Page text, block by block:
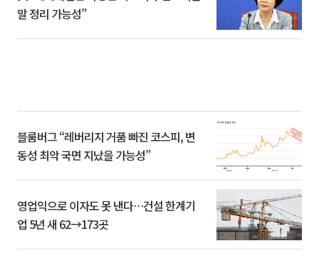
말 정리 가능성”
블룸버그 “레버리지 거품 빠진 코스피, 변
동성 최악 국면 지났을 가능성”
영업익으로 이자도 못 낸다…건설 한계기
업 5년 새 62→173곳